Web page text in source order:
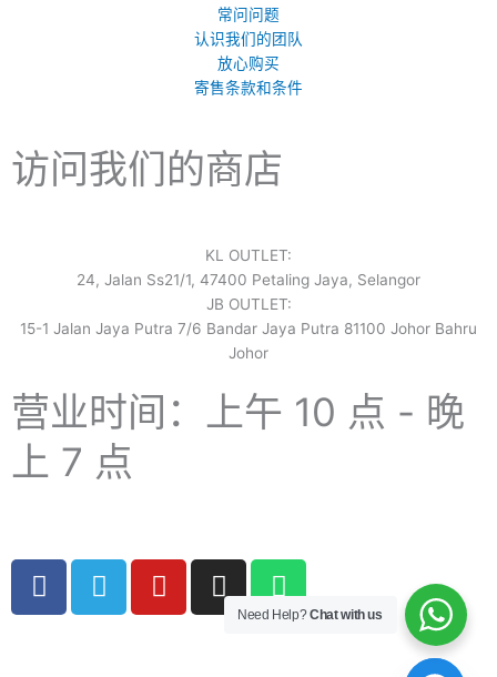
常问问题
认识我们的团队
放心购买
寄售条款和条件
访问我们的商店
KL OUTLET:
24, Jalan Ss21/1, 47400 Petaling Jaya, Selangor
JB OUTLET:
15-1 Jalan Jaya Putra 7/6 Bandar Jaya Putra 81100 Johor Bahru
Johor
营业时间：上午 10 点 - 晚
上 7 点
F
a
电
报
Y
o
I
n
W
h
a
Copyright © 2024 Boyico (003610292-V) | Powered byWeb
Need Help?Chat with us